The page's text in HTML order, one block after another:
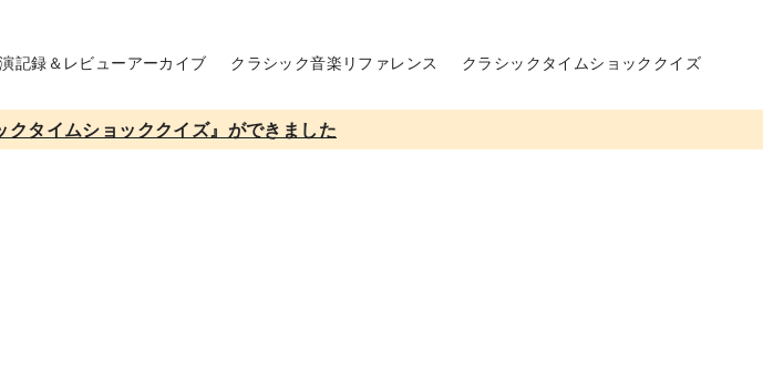
記録＆レビューアーカイブ クラシック音楽リファレンス クラシックタイムショッククイズ
タイムショッククイズ』ができました